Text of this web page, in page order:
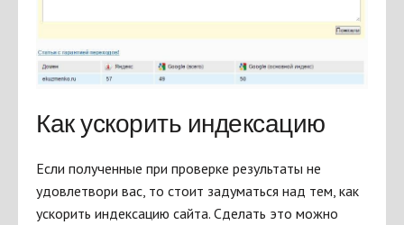
Как ускорить индексацию
Если полученные при проверке результаты не
удовлетвори вас, то стоит задуматься над тем, как
ускорить индексацию сайта. Сделать это можно